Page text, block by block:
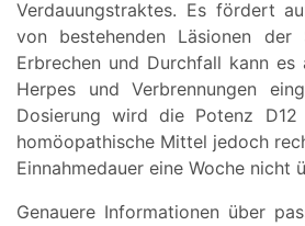
Verdauungstraktes. Es fördert
von bestehenden Läsionen der
Erbrechen und Durchfall kann es
Herpes und Verbrennungen
Dosierung wird die Potenz
homöopathische Mittel jedoch
Einnahmedauer eine Woche nicht
Genauere Informationen über